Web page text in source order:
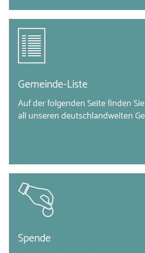
Gemeinde-Liste
Auf der folgenden Seite finden
all unseren deutschlandweiten
Spende